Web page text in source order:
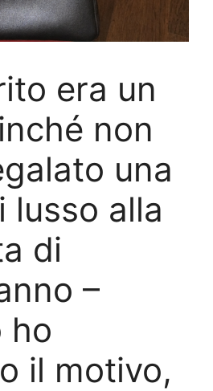
era un
non
una
lusso alla
di
–
ho
il motivo,